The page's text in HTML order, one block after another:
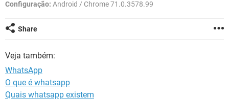
GUIA DE COMPRAS
Configuração: Android / Chrome 71.0.3578.99
Share
Veja também:
WhatsApp
O que é whatsapp
Quais whatsapp existem